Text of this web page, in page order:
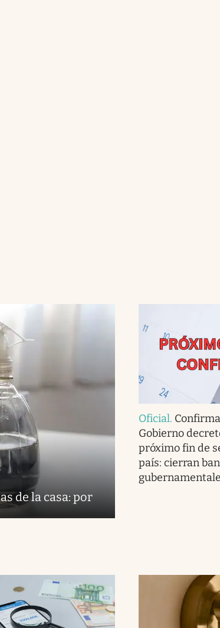
de la casa: por
Oficial.
Gobierno
próximo fin de
país: cierran